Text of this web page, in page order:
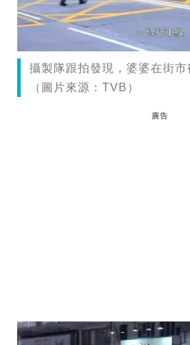
攝製隊跟拍發現，婆婆在街市
（圖片來源：TVB）
廣告